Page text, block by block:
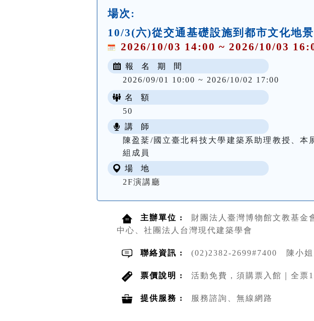
場次:
10/3(六)從交通基礎設施到都市文化地
2026/10/03 14:00 ~ 2026/10/03
報 名 期 間
2026/09/01 10:00 ~ 2026/10/02 17:00
名 額
50
講 師
陳盈棻/國立臺北科技大學建築系助理教授、
組成員
場 地
2F演講廳
主辦單位 :
財團法人臺灣博物館文教基金
中心、社團法人台灣現代建築學會
聯絡資訊 : (02)2382-2699#7400 陳小姐
票價說明 : 活動免費，須購票入館｜全票
提供服務 : 服務諮詢、無線網路